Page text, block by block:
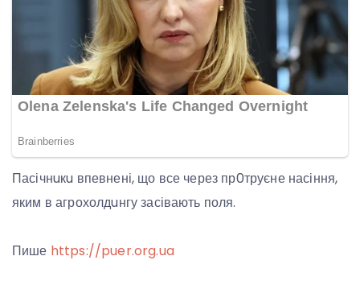
Пасічнuкu впевнені, що все через пр0труєне насіння,
яким в агрохолдuнгу засівають поля.
Пише https://puer.org.ua